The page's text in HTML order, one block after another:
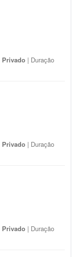
Privado | Duração
Privado | Duração
Privado | Duração